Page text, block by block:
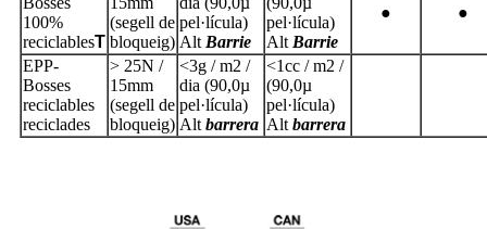
100%
reciclablesT
(segell de
bloqueig)
pel·lícula)
Alt Barrie
pel·lícula)
Alt Barrie
● ●
EPP-
Bosses
reciclables
reciclades
> 25N /
15mm
(segell de
bloqueig)
<3g / m2 /
dia (90,0µ
pel·lícula)
Alt barrera
<1cc / m2 /
(90,0µ
pel·lícula)
Alt barrera